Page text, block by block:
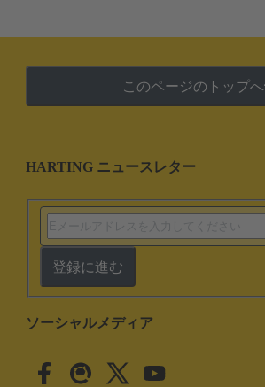
このページのトップへ
HARTING ニュースレター
登録に進む
ソーシャルメディア